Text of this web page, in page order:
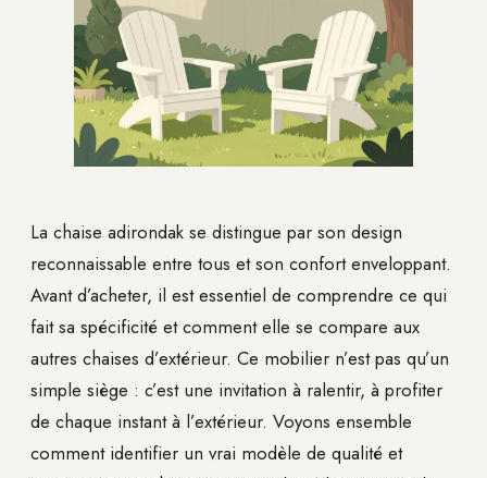
La chaise adirondak se distingue par son design
reconnaissable entre tous et son confort enveloppant.
Avant d’acheter, il est essentiel de comprendre ce qui
fait sa spécificité et comment elle se compare aux
autres chaises d’extérieur. Ce mobilier n’est pas qu’un
simple siège : c’est une invitation à ralentir, à profiter
de chaque instant à l’extérieur. Voyons ensemble
comment identifier un vrai modèle de qualité et